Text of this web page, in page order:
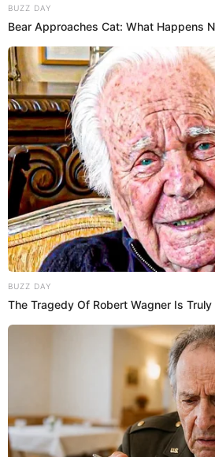
farándula peruana, era sobre las
Neyra, en donde reveló que no veía
actual pareja Cristian Rivero, y esta
"Nosotros trabajamos y
otro y creemos mucho que cada
desarrollarse y crecer. En una
crecimiento individual también,
de pareja, pero sí hay ciertas cosas
molesta?', 'Si', entonces 'No lo veo'
dijo.
PUEDES VER:
¿Cuántos años se llevan
Neyra y por qué
Gianella Neyra se
renunciar a 'Arriba mi
Gianella Neyra
tiempo en la conducción en el
"Arriba Mi Gente". Sin embargo, no
medio, pues se ha quedado como